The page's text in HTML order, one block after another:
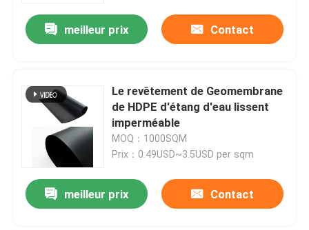
meilleur prix Contact
Le revêtement de Geomembrane
de HDPE d'étang d'eau lissent
imperméable
MOQ：1000SQM
Prix：0.49USD~3.5USD per sqm
meilleur prix Contact